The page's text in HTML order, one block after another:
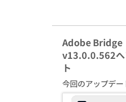
Adobe Bridge
v13.0.0.562へ
ト
今回のアップデー